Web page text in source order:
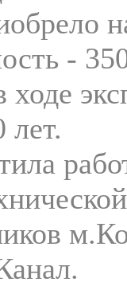
-
ходе
лет.